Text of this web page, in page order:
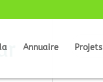
Annuaire Projets